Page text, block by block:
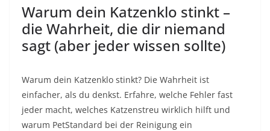
Warum dein Katzenklo stinkt –
die Wahrheit, die dir niemand
sagt (aber jeder wissen sollte)
Warum dein Katzenklo stinkt? Die Wahrheit ist
einfacher, als du denkst. Erfahre, welche Fehler fast
jeder macht, welches Katzenstreu wirklich hilft und
warum PetStandard bei der Reinigung ein